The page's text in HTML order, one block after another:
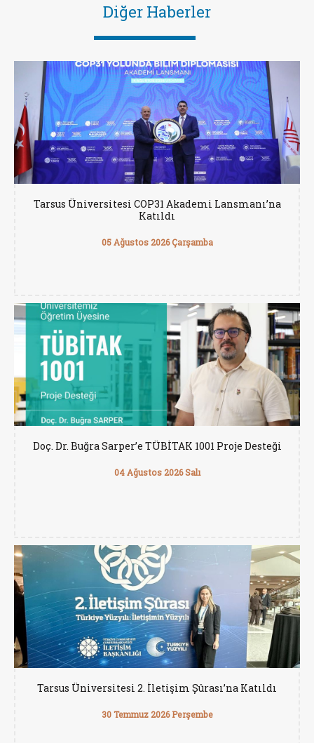
Diğer Haberler
Tarsus Üniversitesi COP31 Akademi Lansmanı’na
Katıldı
05 Ağustos 2026 Çarşamba
Doç. Dr. Buğra Sarper’e TÜBİTAK 1001 Proje Desteği
04 Ağustos 2026 Salı
Tarsus Üniversitesi 2. İletişim Şûrası’na Katıldı
30 Temmuz 2026 Perşembe